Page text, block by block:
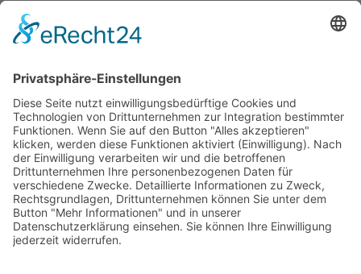
Öffnungsbeschläge
Zubehör
Verriegelungen
Ventile
Verschraubungen
Alarmkästen
Lüftungszentralen
Öffnungsbeschläge
Zubehör
Impressum
Datenschutzerklärung
AGB